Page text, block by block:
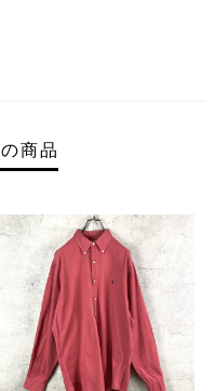
商品